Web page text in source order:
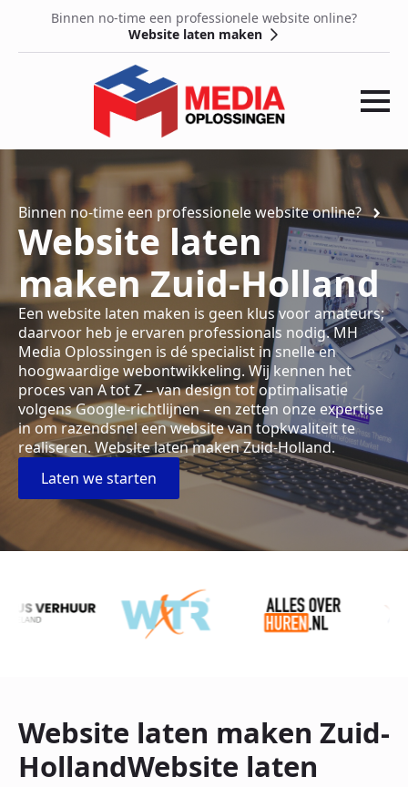
Binnen no-time een professionele website online?
Website laten maken
Binnen no-time een professionele website online?
Website laten
maken Zuid-Holland
Een website laten maken is geen klus voor amateurs;
daarvoor heb je ervaren professionals nodig. MH
Media Oplossingen is dé specialist in snelle en
hoogwaardige webontwikkeling. Wij kennen het
proces van A tot Z – van design tot optimalisatie
volgens Google-richtlijnen – en zetten onze expertise
in om razendsnel een website van topkwaliteit te
realiseren. Website laten maken Zuid-Holland.
Laten we starten
Website laten maken Zuid-
HollandWebsite laten